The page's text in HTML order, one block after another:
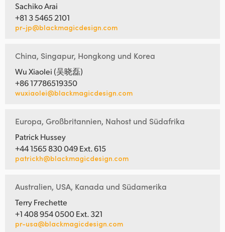
Sachiko Arai
+81 3 5465 2101
pr-jp@blackmagicdesign.com
China, Singapur, Hongkong und Korea
Wu Xiaolei (吴晓磊)
+86 17786519350
wuxiaolei@blackmagicdesign.com
Europa, Großbritannien, Nahost und Südafrika
Patrick Hussey
+44 1565 830 049 Ext. 615
patrickh@blackmagicdesign.com
Australien, USA, Kanada und Südamerika
Terry Frechette
+1 408 954 0500 Ext. 321
pr-usa@blackmagicdesign.com